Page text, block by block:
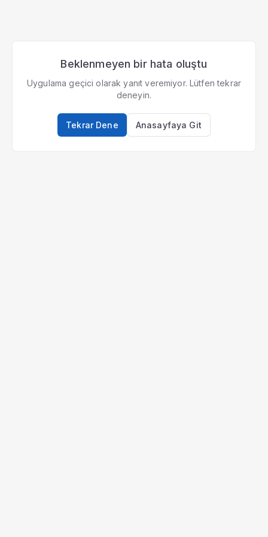
Beklenmeyen bir hata oluştu
Uygulama geçici olarak yanıt veremiyor. Lütfen tekrar
deneyin.
Tekrar Dene Anasayfaya Git